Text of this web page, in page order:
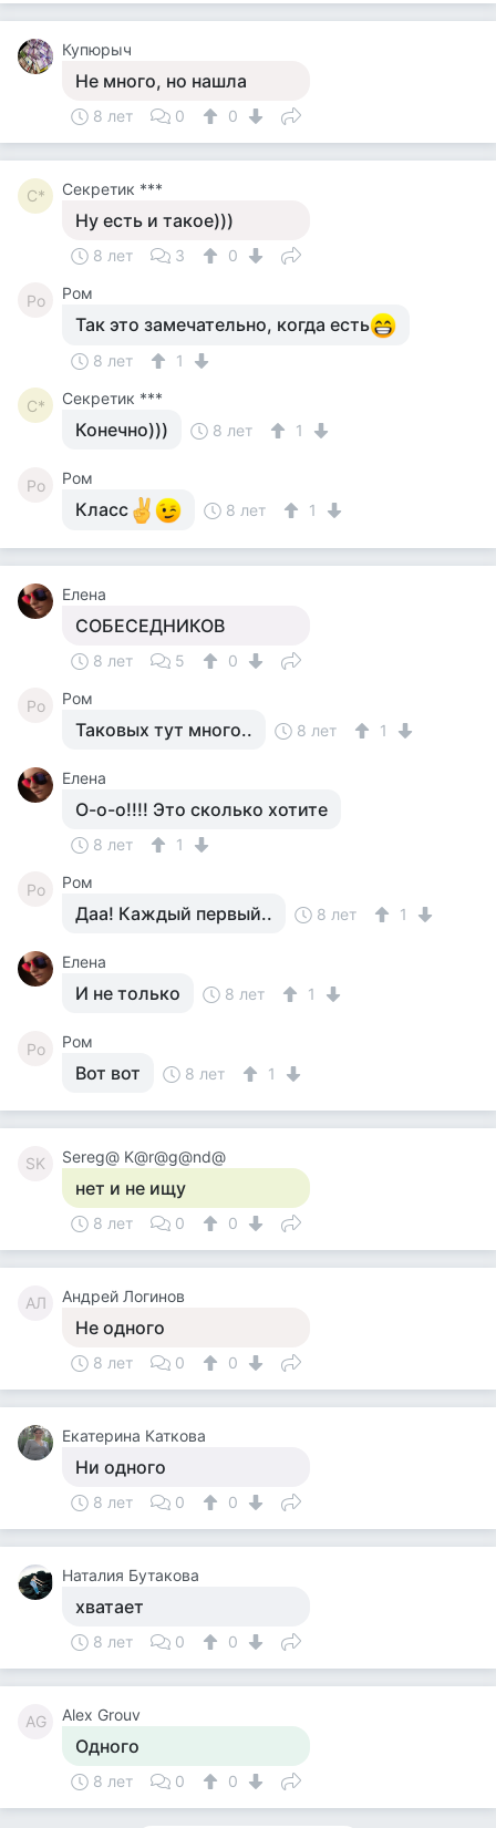
Купюрыч
Не много, но нашла
8 лет 0 0
С* Секретик ***
Ну есть и такое)))
8 лет 3 0
Ро Ром
Так это замечательно, когда есть
8 лет 1
С* Секретик ***
Конечно))) 8 лет 1
Ро Ром
Класс 8 лет 1
Елена
СОБЕСЕДНИКОВ
8 лет 5 0
Ро Ром
Таковых тут много.. 8 лет 1
Елена
О-о-о!!!! Это сколько хотите
8 лет 1
Ро Ром
Даа! Каждый первый.. 8 лет 1
Елена
И не только 8 лет 1
Ро Ром
Вот вот 8 лет 1
SK Sereg@ K@r@g@nd@
нет и не ищу
8 лет 0 0
АЛ Андрей Логинов
Не одного
8 лет 0 0
Екатерина Каткова
Ни одного
8 лет 0 0
Наталия Бутакова
хватает
8 лет 0 0
AG Alex Grouv
Одного
8 лет 0 0